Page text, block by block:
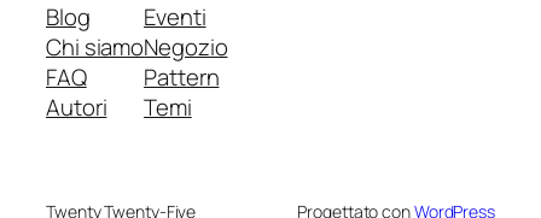
Blog
Chi siamo
FAQ
Autori
Eventi
Negozio
Pattern
Temi
Twenty Twenty-Five Progettato conWordPress